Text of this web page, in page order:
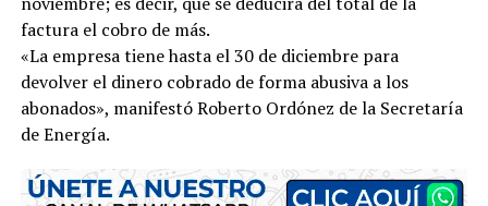
factura el cobro de más.
«La empresa tiene hasta el 30 de diciembre para
devolver el dinero cobrado de forma abusiva a los
abonados», manifestó Roberto Ordónez de la Secretaría
de Energía.